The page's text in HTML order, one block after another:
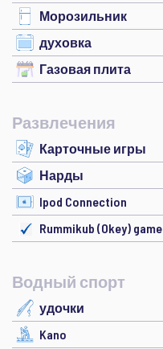
Морозильник
духовка
Газовая плита
Развлечения
Карточные игры
Нарды
Ipod Connection
Rummikub (Okey)
Водный спорт
удочки
Kano